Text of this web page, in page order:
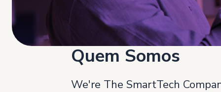
Quem Somos
We're The SmartTech